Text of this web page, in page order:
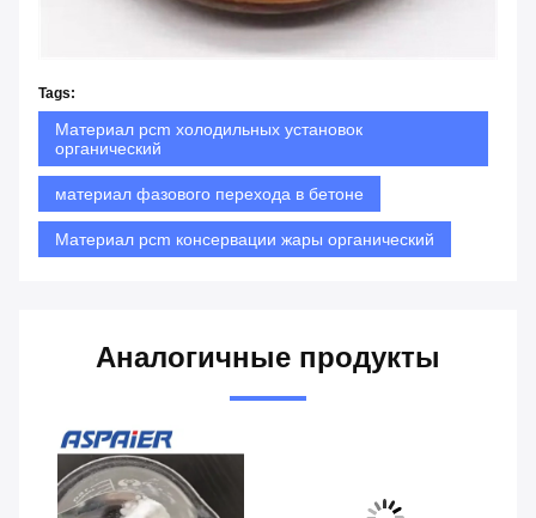
Tags:
Материал pcm холодильных установок
органический
материал фазового перехода в бетоне
Материал pcm консервации жары органический
Аналогичные продукты